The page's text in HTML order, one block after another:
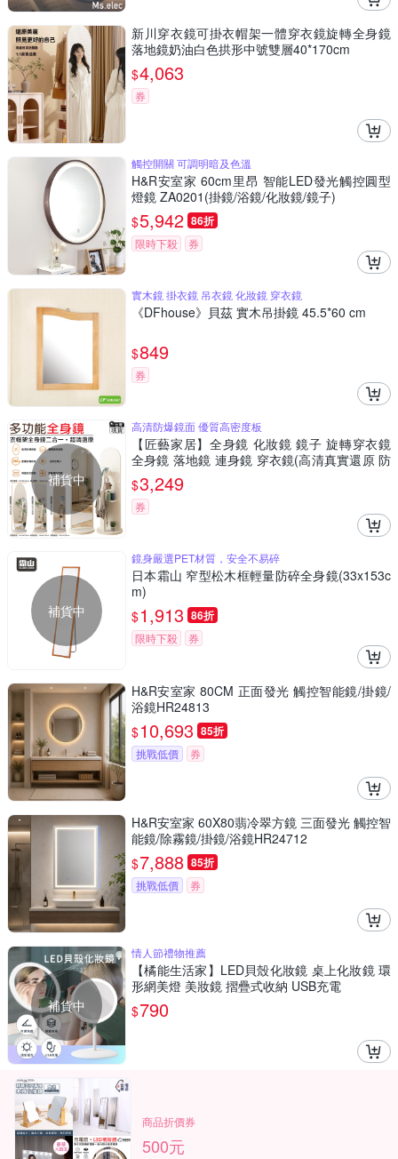
新川穿衣鏡可掛衣帽架一體穿衣鏡旋轉全身鏡
落地鏡奶油白色拱形中號雙層40*170cm
$4,063
券
觸控開關 可調明暗及色溫
H&R安室家 60cm里昂 智能LED發光觸控圓型
燈鏡 ZA0201(掛鏡/浴鏡/化妝鏡/鏡子)
$5,942 86折
限時下殺 券
實木鏡 掛衣鏡 吊衣鏡 化妝鏡 穿衣鏡
《DFhouse》貝茲 實木吊掛鏡 45.5*60 cm
$849
券
補貨中
高清防爆鏡面 優質高密度板
【匠藝家居】全身鏡 化妝鏡 鏡子 旋轉穿衣鏡
全身鏡 落地鏡 連身鏡 穿衣鏡(高清真實還原 防
爆鏡面)
$3,249
券
補貨中
鏡身嚴選PET材質，安全不易碎
日本霜山 窄型松木框輕量防碎全身鏡(33x153c
m)
$1,913 86折
限時下殺 券
H&R安室家 80CM 正面發光 觸控智能鏡/掛鏡/
浴鏡HR24813
$10,693 85折
挑戰低價 券
H&R安室家 60X80翡冷翠方鏡 三面發光 觸控智
能鏡/除霧鏡/掛鏡/浴鏡HR24712
$7,888 85折
挑戰低價 券
補貨中
情人節禮物推薦
【橘能生活家】LED貝殼化妝鏡 桌上化妝鏡 環
形網美燈 美妝鏡 摺疊式收納 USB充電
$790
商品折價券
500元